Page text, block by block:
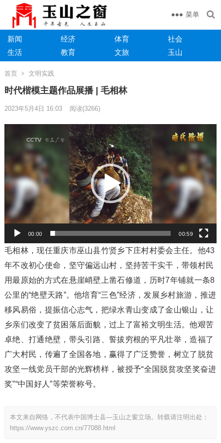
菜单
新闻 经济 体育
社会
生活
教育 文旅 玉山
首页 文明实践
时代楷模主题作品展播 | 毛相林
2023年5月4日 16:03 阅读(3266)
放
器
00:00 00:59
毛相林，现任重庆市巫山县竹贤乡下庄村村委会主任。他43
年不改初心使命，坚守偏远山村，坚持苦干实干，带领村民
用最原始的方式在悬崖峭壁上凿石修道，历时7年铺就一条8
公里的“绝壁天路”。他培育“三色”经济，发展乡村旅游，推进
移风易俗，提振信心志气，把绿水青山变成了金山银山，让
乡亲们改变了贫困落后面貌，过上了富裕文明生活。他艰苦
卓绝、打通绝壁，带头引路、誓拔穷根的平凡壮举，造福了
广大村民，传遍了全国各地，赢得了广泛赞誉，树立了脱贫
攻坚一线党员干部的光辉榜样，被授予“全国脱贫攻坚奖奋进
奖”“中国好人”等荣誉称号。
本文来自网络，不代表中国博士县—玉山之窗立场。转载请注明出处：
https://www.yszc.com.cn/77088.html